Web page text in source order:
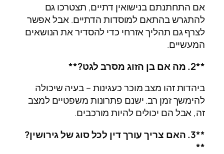
אם התחתנתם בנישואין דתיים, תצטרכו גם
להתגרש בהתאם למוסדות הדתיים. אבל אפשר
לצרף גם תהליך אזרחי כדי להסדיר את הנושאים
המעשיים.
**2. מה אם בן הזוג מסרב לגט?**
ביהדות זהו מצב מוכר כעגינות – בעיה שיכולה
להימשך זמן רב. ישנם פתרונות משפטיים למצב
זה, אבל הם יכולים להיות מורכבים.
**3. האם צריך עורך דין לכל סוג של גירושין?
**